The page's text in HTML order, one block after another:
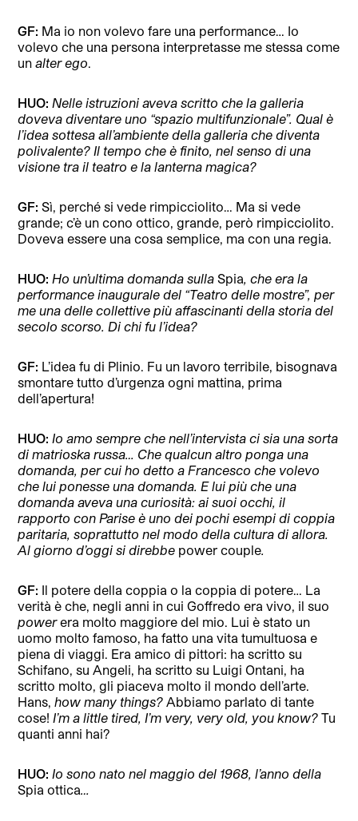
GF: Ma io non volevo fare una performance… Io
volevo che una persona interpretasse me stessa come
unalter ego.
HUO:Nelle istruzioni aveva scritto che la galleria
doveva diventare uno “spazio multifunzionale”. Qual è
l’idea sottesa all’ambiente della galleria che diventa
polivalente? Il tempo che è finito, nel senso di una
visione tra il teatro e la lanterna magica?
GF:Sì, perché si vede rimpicciolito… Ma si vede
grande; c’è un cono ottico, grande, però rimpicciolito.
Doveva essere una cosa semplice, ma con una regia.
HUO:Ho un’ultima domanda sullaSpia, che era la
performance inaugurale del “Teatro delle mostre”, per
me una delle collettive più affascinanti della storia del
secolo scorso. Di chi fu l’idea?
GF: L’idea fu di Plinio. Fu un lavoro terribile, bisognava
smontare tutto d’urgenza ogni mattina, prima
dell’apertura!
HUO:Io amo sempre che nell’intervista ci sia una sorta
di matrioska russa… Che qualcun altro ponga una
domanda, per cui ho detto a Francesco che volevo
che lui ponesse una domanda. E lui più che una
domanda aveva una curiosità: ai suoi occhi, il
rapporto con Parise è uno dei pochi esempi di coppia
paritaria, soprattutto nel modo della cultura di allora.
Al giorno d’oggi si direbbe power couple.
GF: Il potere della coppia o la coppia di potere… La
verità è che, negli anni in cui Goffredo era vivo, il suo
powerera molto maggiore del mio. Lui è stato un
uomo molto famoso, ha fatto una vita tumultuosa e
piena di viaggi. Era amico di pittori: ha scritto su
Schifano, su Angeli, ha scritto su Luigi Ontani, ha
scritto molto, gli piaceva molto il mondo dell’arte.
Hans,how many things?Abbiamo parlato di tante
cose!I’m a little tired, I’m very, very old, you know?Tu
quanti anni hai?
HUO:Io sono nato nel maggio del 1968, l’anno della
Spia ottica…